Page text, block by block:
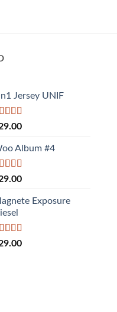
Jersey UNIF
xếp
Album #4
xếp
Exposure
xếp